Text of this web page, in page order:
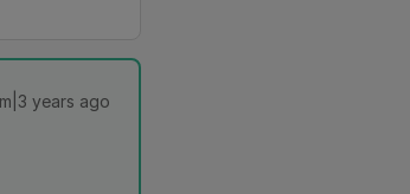
years ago